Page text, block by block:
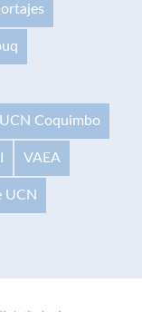
UCN Coquimbo
VAEA
UCN